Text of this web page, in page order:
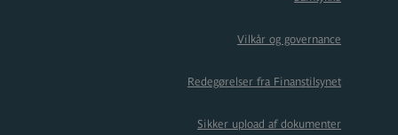
Vilkår og governance
Redegørelser fra Finanstilsynet
Sikker upload af dokumenter